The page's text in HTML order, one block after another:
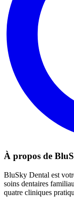
À propos de
BluSky Dental est
soins dentaires
quatre cliniques